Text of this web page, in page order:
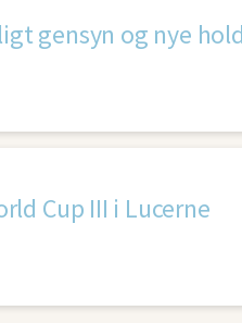
gensyn og nye hold
Cup III i Lucerne